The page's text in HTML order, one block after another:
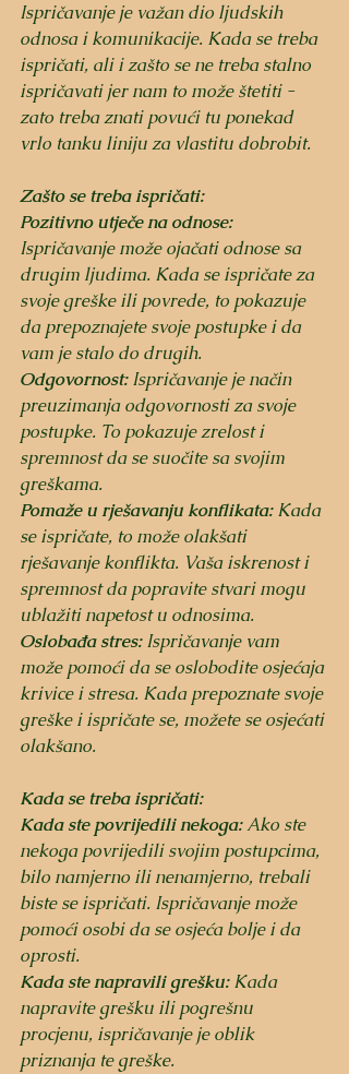
Ispričavanje je važan dio ljudskih
odnosa i komunikacije. Kada se treba
ispričati, ali i zašto se ne treba stalno
ispričavati jer nam to može štetiti -
zato treba znati povući tu ponekad
vrlo tanku liniju za vlastitu dobrobit.
Zašto se treba ispričati:
Pozitivno utječe na odnose:
Ispričavanje može ojačati odnose sa
drugim ljudima. Kada se ispričate za
svoje greške ili povrede, to pokazuje
da prepoznajete svoje postupke i da
vam je stalo do drugih.
Odgovornost: Ispričavanje je način
preuzimanja odgovornosti za svoje
postupke. To pokazuje zrelost i
spremnost da se suočite sa svojim
greškama.
Pomaže u rješavanju konflikata: Kada
se ispričate, to može olakšati
rješavanje konflikta. Vaša iskrenost i
spremnost da popravite stvari mogu
ublažiti napetost u odnosima.
Oslobađa stres: Ispričavanje vam
može pomoći da se oslobodite osjećaja
krivice i stresa. Kada prepoznate svoje
greške i ispričate se, možete se osjećati
olakšano.
Kada se treba ispričati:
Kada ste povrijedili nekoga: Ako ste
nekoga povrijedili svojim postupcima,
bilo namjerno ili nenamjerno, trebali
biste se ispričati. Ispričavanje može
pomoći osobi da se osjeća bolje i da
oprosti.
Kada ste napravili grešku: Kada
napravite grešku ili pogrešnu
procjenu, ispričavanje je oblik
priznanja te greške.